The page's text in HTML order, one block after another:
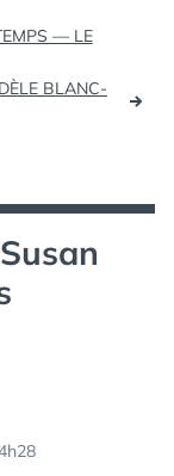
— LE
BLANC-
Susan